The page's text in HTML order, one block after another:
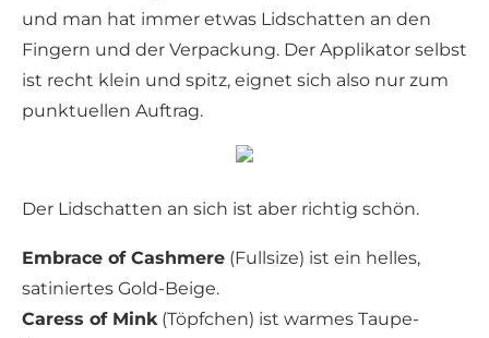
und man hat immer etwas Lidschatten an den
Fingern und der Verpackung. Der Applikator selbst
ist recht klein und spitz, eignet sich also nur zum
punktuellen Auftrag.
Der Lidschatten an sich ist aber richtig schön.
Embrace of Cashmere (Fullsize) ist ein helles,
satiniertes Gold-Beige.
Caress of Mink(Töpfchen) ist warmes Taupe-